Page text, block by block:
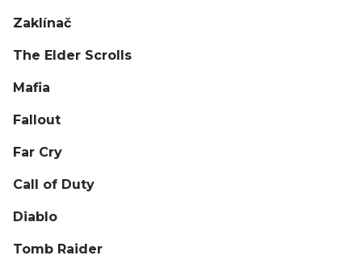
Zaklínač
The Elder Scrolls
Mafia
Fallout
Far Cry
Call of Duty
Diablo
Tomb Raider